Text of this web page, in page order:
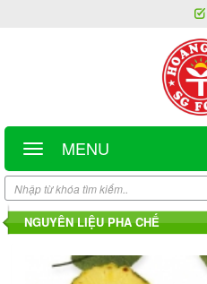
MENU
NGUYÊN LIỆU PHA CHẾ